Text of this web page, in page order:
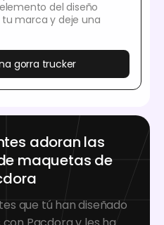
del diseño
marca y deje una
gorra trucker
adoran las
maquetas de
que tú han diseñado